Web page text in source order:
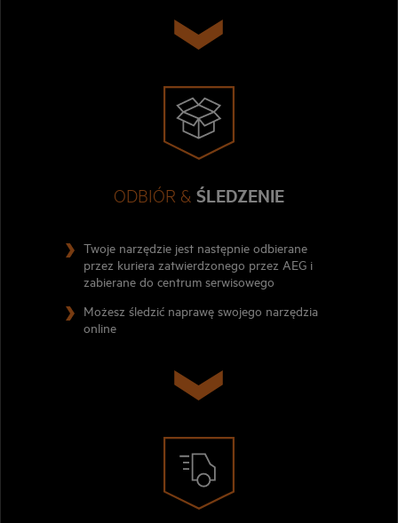
ODBIÓR & ŚLEDZENIE
Twoje narzędzie jest następnie odbierane
przez kuriera zatwierdzonego przez AEG i
zabierane do centrum serwisowego
Możesz śledzić naprawę swojego narzędzia
online